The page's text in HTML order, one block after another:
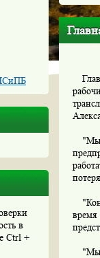
в
Ctrl +
"Мы
время
"Мы